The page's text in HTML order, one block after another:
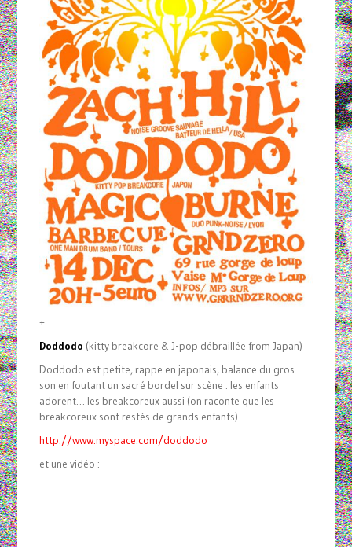
+
Doddodo (kitty breakcore & J-pop débraillée from Japan)
Doddodo est petite, rappe en japonais, balance du gros
son en foutant un sacré bordel sur scène : les enfants
adorent… les breakcoreux aussi (on raconte que les
breakcoreux sont restés de grands enfants).
http://www.myspace.com/doddodo
et une vidéo :